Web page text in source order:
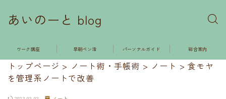
あいのーと blog
ワーク講座 早朝ペン活 パーソナルガイド 総合案内
トップページ > ノート術・手帳術 > ノート >食モヤ
を管理系ノートで改善